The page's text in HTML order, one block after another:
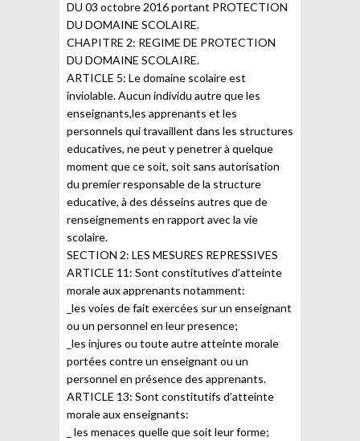
DU 03 octobre 2016 portant PROTECTION
DU DOMAINE SCOLAIRE.
CHAPITRE 2: REGIME DE PROTECTION
DU DOMAINE SCOLAIRE.
ARTICLE 5: Le domaine scolaire est
inviolable. Aucun individu autre que les
enseignants,les apprenants et les
personnels qui travaillent dans les structures
educatives, ne peut y penetrer à quelque
moment que ce soit, soit sans autorisation
du premier responsable de la structure
educative, à des désseins autres que de
renseignements en rapport avec la vie
scolaire.
SECTION 2: LES MESURES REPRESSIVES
ARTICLE 11: Sont constitutives d’atteinte
morale aux apprenants notamment:
_les voies de fait exercées sur un enseignant
ou un personnel en leur presence;
_les injures ou toute autre atteinte morale
portées contre un enseignant ou un
personnel en présence des apprenants.
ARTICLE 13: Sont constitutifs d’atteinte
morale aux enseignants:
_ les menaces quelle que soit leur forme;